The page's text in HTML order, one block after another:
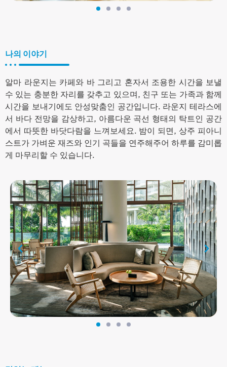
나의 이야기
알마 라운지는 카페와 바 그리고 혼자서 조용한 시간을 보낼
수 있는 충분한 자리를 갖추고 있으며, 친구 또는 가족과 함께
시간을 보내기에도 안성맞춤인 공간입니다. 라운지 테라스에
서 바다 전망을 감상하고, 아름다운 곡선 형태의 탁트인 공간
에서 따뜻한 바닷다람을 느껴보세요. 밤이 되면, 상주 피아니
스트가 가벼운 재즈와 인기 곡들을 연주해주어 하루를 감미롭
게 마무리할 수 있습니다.